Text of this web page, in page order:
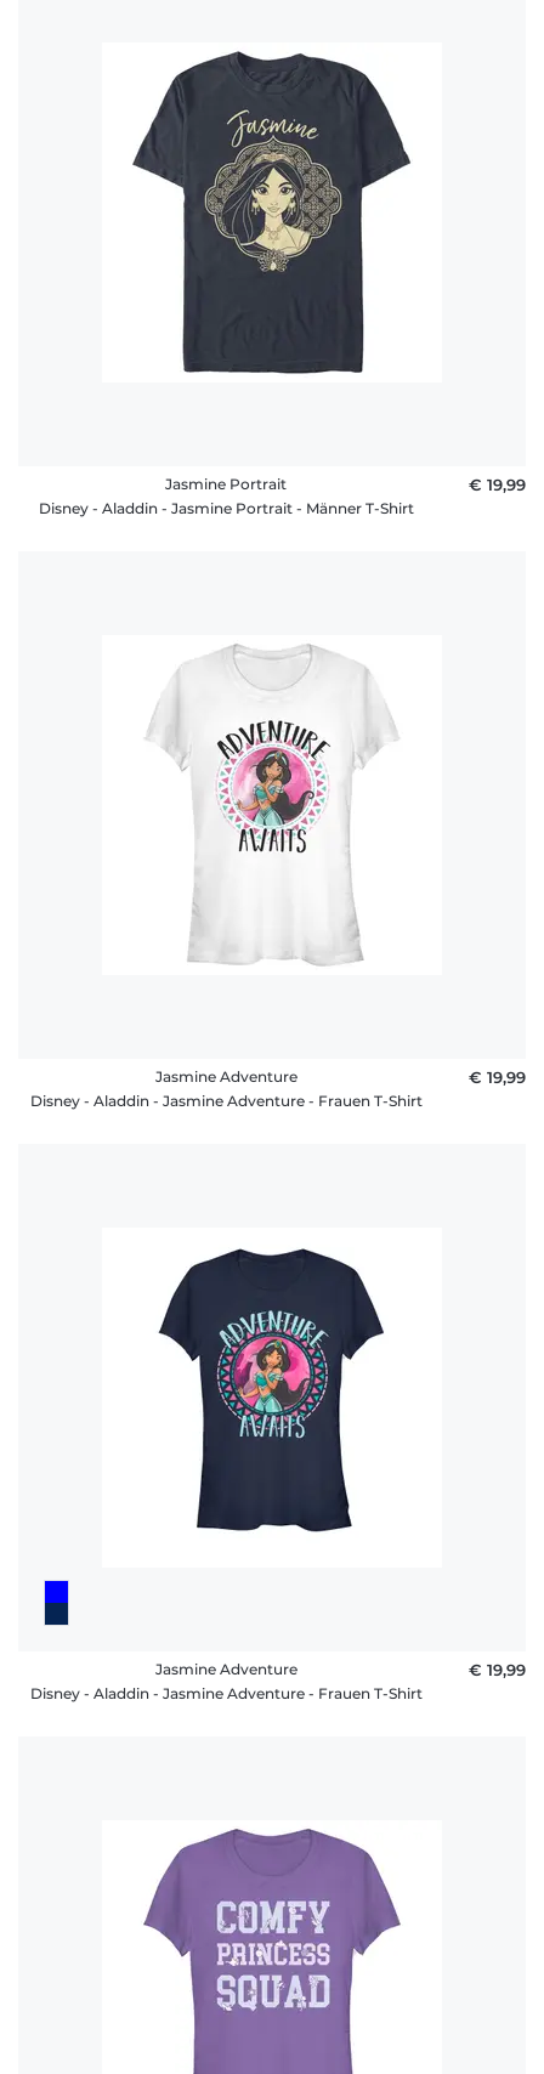
Jasmine Portrait
Disney - Aladdin - Jasmine Portrait - Männer T-Shirt
€ 19,99
Jasmine Adventure
Disney - Aladdin - Jasmine Adventure - Frauen T-Shirt
€ 19,99
Jasmine Adventure
Disney - Aladdin - Jasmine Adventure - Frauen T-Shirt
€ 19,99